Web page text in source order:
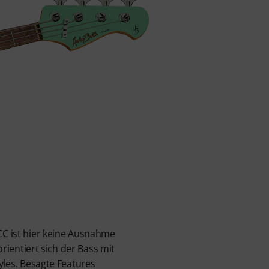
ist hier keine Ausnahme
sich der Bass mit
Besagte Features